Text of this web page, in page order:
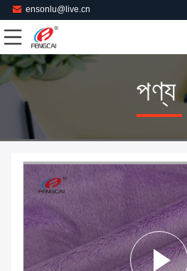
ensonlu@live.cn
পণ্য